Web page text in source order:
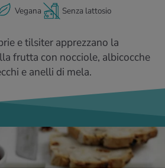
calorico
sanguigna
Vegana Senza lattosio
e tilsiter apprezzano la
frutta con nocciole, albicocche
e anelli di mela.